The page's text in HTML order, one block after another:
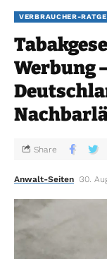
VERBRAUCHER-
Werbung
Anwalt-Seiten 30.
Share